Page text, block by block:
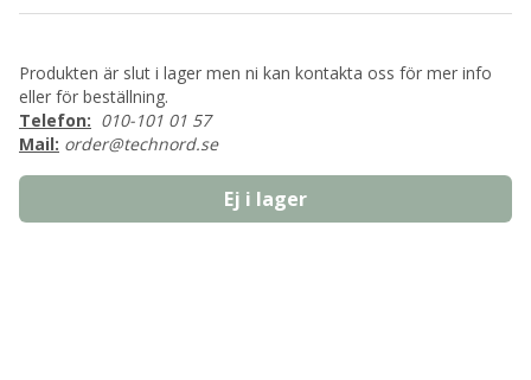
Produkten är slut i lager men ni kan kontakta oss för mer info
eller för beställning.
Telefon: 010-101 01 57
Mail: order@technord.se
Ej i lager